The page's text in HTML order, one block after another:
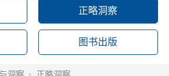
正略洞察
图书出版
洞察 正略洞察